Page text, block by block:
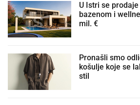
U Istri se
bazenom i
mil. €
Pronašli smo
košulje koje se
stil